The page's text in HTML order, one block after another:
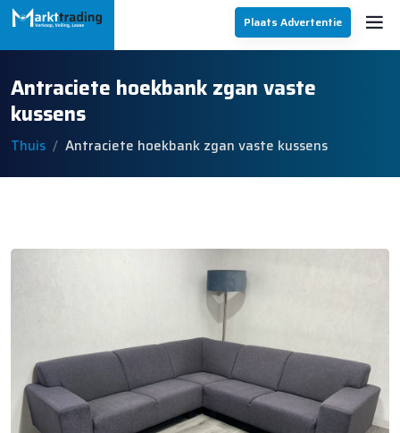
Plaats Advertentie
Antraciete hoekbank zgan vaste
kussens
Thuis Antraciete hoekbank zgan vaste kussens